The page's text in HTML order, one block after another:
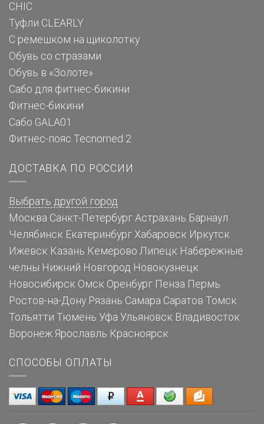
CHIC
Туфли CLEARLY
С ремешком на щиколотку
Обувь со стразами
Обувь в «Золоте»
Сабо для фитнес-бикини
Фитнес-бикини
Сабо GALA01
Фитнес-пояс Tecnomed 2
ДОСТАВКА ПО РОССИИ
Выбрать другой город
Москва Санкт-Петербург Астрахань Барнаул
Челябинск Екатеринбург Хабаровск Иркутск
Ижевск Казань Кемерово Липецк Набережные
челны Нижний Новгород Новокузнецк
Новосибирск Омск Оренбург Пенза Пермь
Ростов-на-Дону Рязань Самара Саратов Томск
Тольятти Тюмень Уфа Ульяновск Владивосток
Воронеж Ярославль Красноярск
СПОСОБЫ ОПЛАТЫ